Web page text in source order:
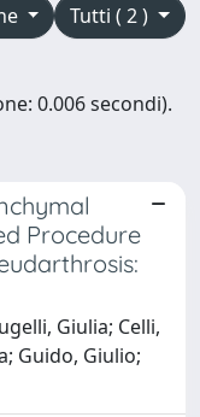
Tutti ( 2 )
0.006 secondi).
Procedure
Giulia; Celli,
Guido, Giulio;